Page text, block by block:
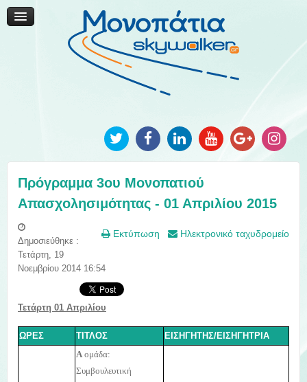
Μονοπάτια Καινοτομίας
Μονοπάτια Τοπικής Ανάπτυξης
Ανακοινώσεις
Φωτογραφίες
Πρόγραμμα 3ου Μονοπατιού
Απασχολησιμότητας - 01 Απριλίου 2015
Εκτύπωση Ηλεκτρονικό ταχυδρομείο
Δημοσιεύθηκε :
Τετάρτη, 19
Νοεμβρίου 2014 16:54
Τετάρτη 01 Απριλίου
ΩΡΕΣ ΤΙΤΛΟΣ ΕΙΣΗΓΗΤΗΣ/ΕΙΣΗΓΗΤΡΙΑ
Α ομάδα:
Συμβουλευτική